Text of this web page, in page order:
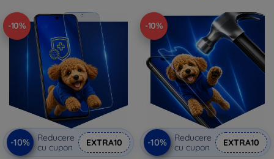
-10%
-10%
Reducere
cu cupon
EXTRA10
-10%
-10%
Reducere
cu cupon
EXTRA10